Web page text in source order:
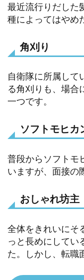
最近流行りだした
種によってはやめ
角刈り
自衛隊に所属して
る角刈りも、場合
一つです。
ソフトモヒカ
普段からソフトモ
いますが、面接の
おしゃれ坊主
全体をきれいにそ
っと長めにしてい
た。しかし、転職